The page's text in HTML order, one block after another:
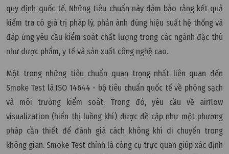
quy định quốc tế. Những tiêu chuẩn này đảm bảo rằng kết quả
kiểm tra có giá trị pháp lý, phản ánh đúng hiệu suất hệ thống và
đáp ứng yêu cầu kiểm soát chất lượng trong các ngành đặc thù
như dược phẩm, y tế và sản xuất công nghệ cao.
Một trong những tiêu chuẩn quan trọng nhất liên quan đến
Smoke Test là ISO 14644 - bộ tiêu chuẩn quốc tế về phòng sạch
và môi trường kiểm soát. Trong đó, yêu cầu về airflow
visualization (hiển thị luồng khí) được đề cập như một phương
pháp cần thiết để đánh giá cách không khí di chuyển trong
không gian. Smoke Test chính là công cụ trực quan giúp xác định